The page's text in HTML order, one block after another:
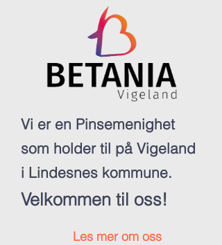
Vi er en Pinsemenighet
som holder til på Vigeland
i Lindesnes kommune.
Velkommen til oss!
Les mer om oss